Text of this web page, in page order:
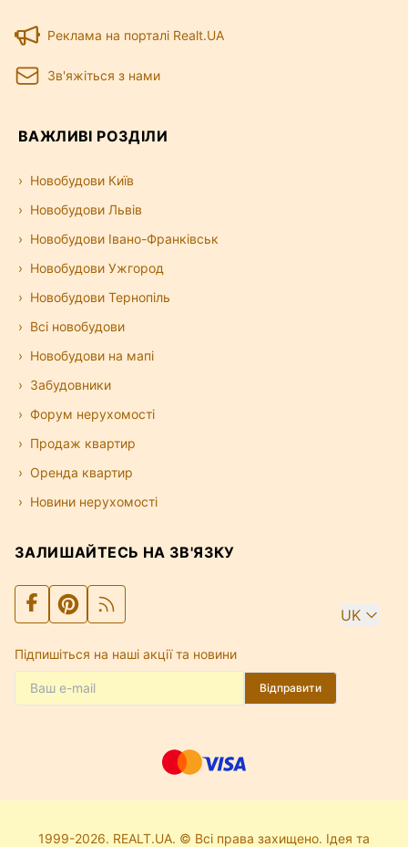
Реклама на порталі Realt.UA
Зв'яжіться з нами
ВАЖЛИВІ РОЗДІЛИ
Новобудови Київ
Новобудови Львів
Новобудови Івано-Франківськ
Новобудови Ужгород
Новобудови Тернопіль
Всі новобудови
Новобудови на мапі
Забудовники
Форум нерухомості
Продаж квартир
Оренда квартир
Новини нерухомості
ЗАЛИШАЙТЕСЬ НА ЗВ'ЯЗКУ
UK
Підпишіться на наші акції та новини
Відправити
1999-2026. REALT.UA. © Всі права захищено. Ідея та